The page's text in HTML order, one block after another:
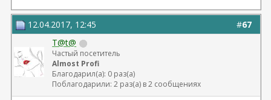
#67
12.04.2017, 12:45
T@t@
Частый посетитель
Almost Profi
Благодарил(а): 0 раз(а)
Поблагодарили: 2 раз(а) в 2 сообщениях